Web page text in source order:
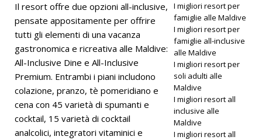
Nova
Maldives
con 55%
di sconto
SPECIALI
Il resort offre due opzioni all-inclusive,
pensate appositamente per offrire
tutti gli elementi di una vacanza
gastronomica e ricreativa alle Maldive:
All-Inclusive Dine e All-Inclusive
Premium. Entrambi i piani includono
colazione, pranzo, tè pomeridiano e
cena con 45 varietà di spumanti e
cocktail, 15 varietà di cocktail
analcolici, integratori vitaminici e
I migliori resort per
famiglie alle Maldive
I migliori resort per
famiglie all-inclusive
alle Maldive
I migliori resort per
soli adulti alle
Maldive
I migliori resort all
inclusive alle
Maldive
I migliori resort all